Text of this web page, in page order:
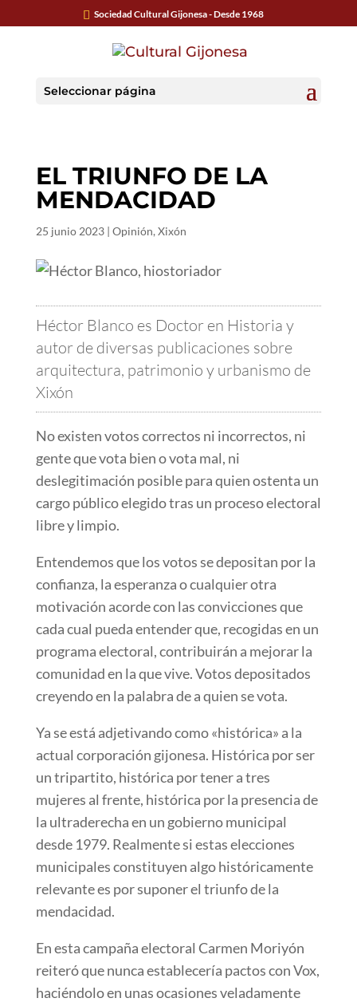
Sociedad Cultural Gijonesa - Desde 1968
Seleccionar página
EL TRIUNFO DE LA
MENDACIDAD
25 junio 2023| Opinión, Xixón
Héctor Blanco es Doctor en Historia y
autor de diversas publicaciones sobre
arquitectura, patrimonio y urbanismo de
Xixón
No existen votos correctos ni incorrectos, ni
gente que vota bien o vota mal, ni
deslegitimación posible para quien ostenta un
cargo público elegido tras un proceso electoral
libre y limpio.
Entendemos que los votos se depositan por la
confianza, la esperanza o cualquier otra
motivación acorde con las convicciones que
cada cual pueda entender que, recogidas en un
programa electoral, contribuirán a mejorar la
comunidad en la que vive. Votos depositados
creyendo en la palabra de a quien se vota.
Ya se está adjetivando como «histórica» a la
actual corporación gijonesa. Histórica por ser
un tripartito, histórica por tener a tres
mujeres al frente, histórica por la presencia de
la ultraderecha en un gobierno municipal
desde 1979. Realmente si estas elecciones
municipales constituyen algo históricamente
relevante es por suponer el triunfo de la
mendacidad.
En esta campaña electoral Carmen Moriyón
reiteró que nunca establecería pactos con Vox,
haciéndolo en unas ocasiones veladamente